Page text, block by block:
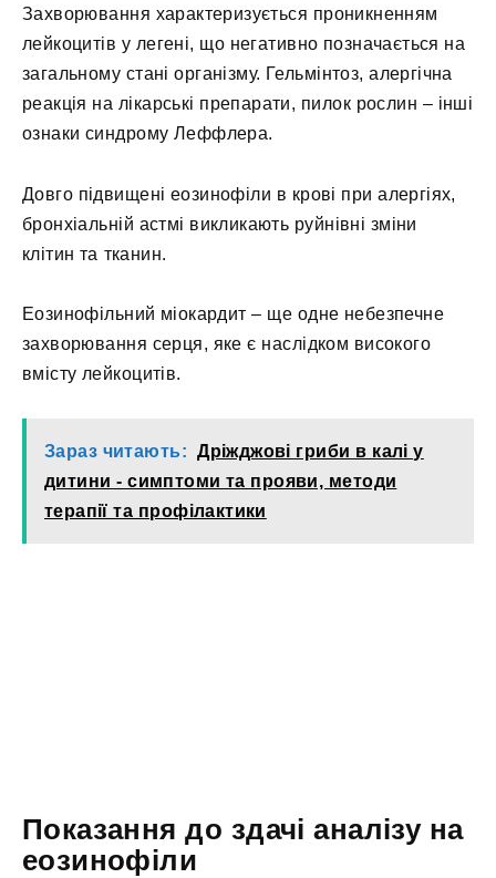
Захворювання характеризується проникненням
лейкоцитів у легені, що негативно позначається на
загальному стані організму. Гельмінтоз, алергічна
реакція на лікарські препарати, пилок рослин – інші
ознаки синдрому Леффлера.
Довго підвищені еозинофіли в крові при алергіях,
бронхіальній астмі викликають руйнівні зміни
клітин та тканин.
Еозинофільний міокардит – ще одне небезпечне
захворювання серця, яке є наслідком високого
вмісту лейкоцитів.
Зараз читають: Дріжджові гриби в калі у
дитини - симптоми та прояви, методи
терапії та профілактики
Показання до здачі аналізу на
еозинофіли